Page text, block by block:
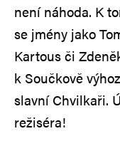
není náhoda. K
se jmény jako
Kartous či
k Součkově
slavní Chvilkaři.
režiséra!